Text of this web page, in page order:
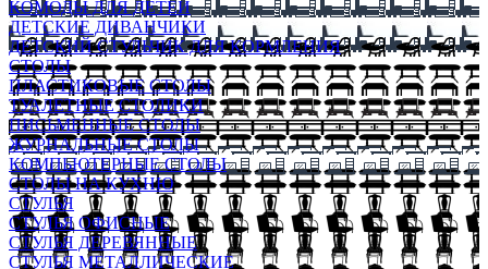
КОМОДЫ ДЛЯ ДЕТЕЙ
ДЕТСКИЕ ДИВАНЧИКИ
ДЕТСКИЙ СТУЛЬЧИК ДЛЯ КОРМЛЕНИЯ
СТОЛЫ
ПЛАСТИКОВЫЕ СТОЛЫ
ТУАЛЕТНЫЕ СТОЛИКИ
ПИСЬМЕННЫЕ СТОЛЫ
ЖУРНАЛЬНЫЕ СТОЛЫ
КОМПЬЮТЕРНЫЕ СТОЛЫ
СТОЛЫ НА КУХНЮ
СТУЛЬЯ
СТУЛЬЯ ОФИСНЫЕ
СТУЛЬЯ ДЕРЕВЯННЫЕ
СТУЛЬЯ МЕТАЛЛИЧЕСКИЕ